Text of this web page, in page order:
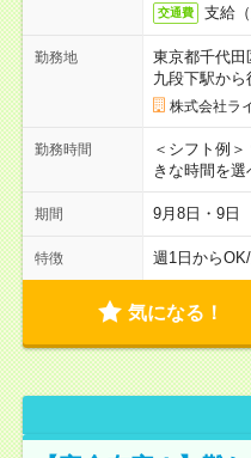
交通費 支給（
勤務地
東京都千代田
九段下駅から
株式会社ラ
勤務時間
＜シフト例
きな時間を
期間 9月8日・9日
特徴 週1日からOK/
気になる！